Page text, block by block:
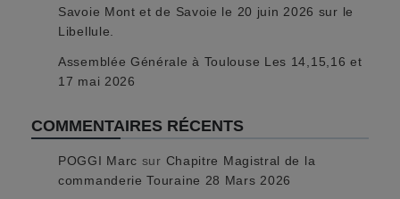
Savoie Mont et de Savoie le 20 juin 2026 sur le
Libellule.
Assemblée Générale à Toulouse Les 14,15,16 et
17 mai 2026
COMMENTAIRES RÉCENTS
POGGI Marc sur Chapitre Magistral de la
commanderie Touraine 28 Mars 2026